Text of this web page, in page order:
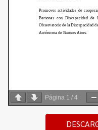
Página 1 / 4